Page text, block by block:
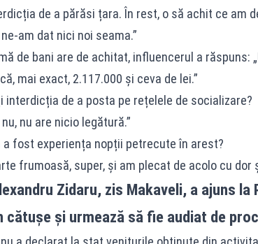
de a părăsi țara. În rest, o să achit ce am
am dat nici noi seama.”
de bani are de achitat, influencerul a răspuns:
mai exact, 2.117.000 și ceva de lei.”
interdicția de a posta pe rețelele de socializare?
nu, nu are nicio legătură.”
fost experiența nopții petrecute în arest?
frumoasă, super, și am plecat de acolo cu dor
Zidaru, zis Makaveli, a ajuns
cătușe și urmează să fie audiat de